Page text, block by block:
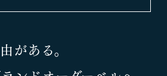
がある。